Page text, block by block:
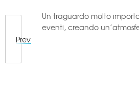
Prev
Un traguardo molto
eventi, creando